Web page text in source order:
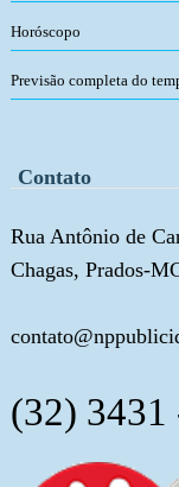
Horóscopo
Previsão completa do
Contato
Rua Antônio de
Chagas, Prados-
(32) 3431